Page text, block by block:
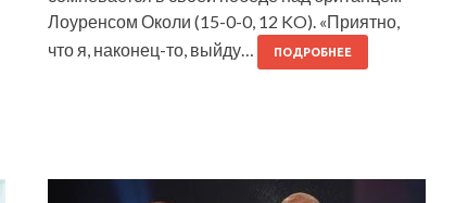
Лоуренсом Околи (15-0-0, 12 KO). «Приятно,
что я, наконец-то, выйду…
ПОДРОБНЕЕ